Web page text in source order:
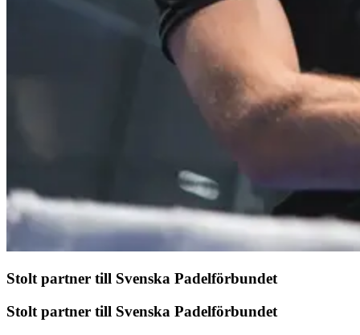
Stolt partner till Svenska Padelförbundet
Stolt partner till Svenska Padelförbundet